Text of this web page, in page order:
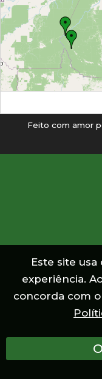
TERRA
TERRA
TERRA
Feito com amor
Este site
experiência.
concorda com